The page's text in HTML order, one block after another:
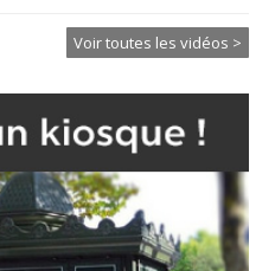
Voir toutes les vidéos >